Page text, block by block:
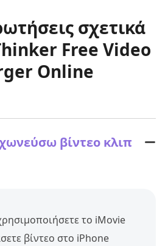
σχετικά
Free Video
Online
βίντεο κλιπ
το iMovie
βίντεο στο iPhone